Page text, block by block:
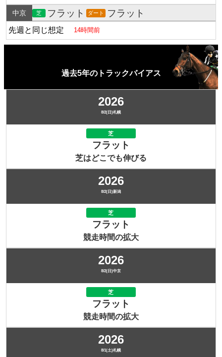
中京 芝 フラット ダート フラット
先週と同じ想定 14時間前
過去5年のトラックバイアス
2026
8/2(日)札幌
芝
フラット
芝はどこでも伸びる
2026
8/2(日)新潟
芝
フラット
競走時間の拡大
2026
8/2(日)中京
芝
フラット
競走時間の拡大
2026
8/1(土)札幌